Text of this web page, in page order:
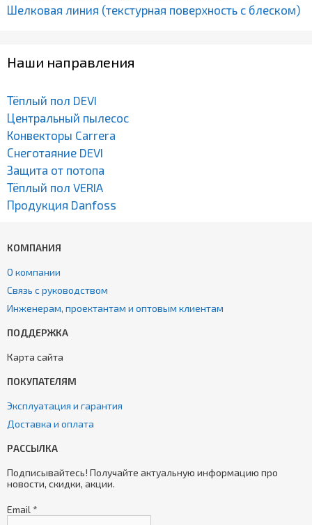
Шелковая линия (текстурная поверхность с блеском)
Наши направления
Тёплый пол DEVI
Центральный пылесос
Конвекторы Carrera
Снеготаяние DEVI
Защита от потопа
Тёплый пол VERIA
Продукция Danfoss
КОМПАНИЯ
О компании
Связь с руководством
Инженерам, проектантам и оптовым клиентам
ПОДДЕРЖКА
Карта сайта
ПОКУПАТЕЛЯМ
Эксплуатация и гарантия
Доставка и оплата
РАССЫЛКА
Подписывайтесь! Получайте актуальную информацию про
новости, скидки, акции.
Email *